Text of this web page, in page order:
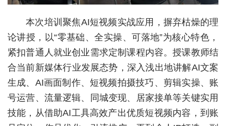
房产
消费
创意
文化
娱乐
本次培训聚焦AI短视频实战应用，摒弃枯燥的理
论讲授，以“零基础、全实操、可落地”为核心特色，
紧扣普通人就业创业需求定制课程内容。授课教师结
合当前新媒体行业发展态势，深入浅出地讲解AI文案
生成、AI画面制作、短视频拍摄技巧、剪辑实操、账
号运营、流量逻辑、同城变现、居家接单等关键实用
技能，从借助AI工具高效产出优质短视频内容，到账